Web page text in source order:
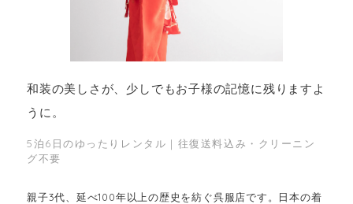
和装の美しさが、少しでもお子様の記憶に残りますよ
うに。
5泊6日のゆったりレンタル｜往復送料込み・クリーニン
グ不要
親子3代、延べ100年以上の歴史を紡ぐ呉服店です。日本の着